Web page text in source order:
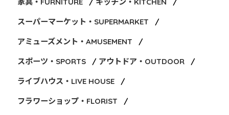
スーパーマーケット・SUPERMARKET
アミューズメント・AMUSEMENT
スポーツ・SPORTS アウトドア・OUTDOOR
ライブハウス・LIVE HOUSE
フラワーショップ・FLORIST